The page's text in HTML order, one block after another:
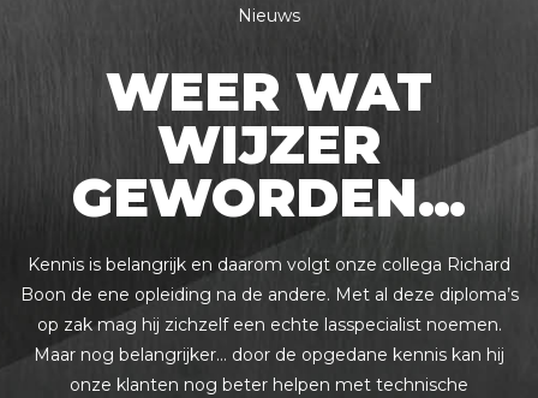
Nieuws
WEER WAT
WIJZER
GEWORDEN…
Kennis is belangrijk en daarom volgt onze collega Richard
Boon de ene opleiding na de andere. Met al deze diploma’s
op zak mag hij zichzelf een echte lasspecialist noemen.
Maar nog belangrijker… door de opgedane kennis kan hij
onze klanten nog beter helpen met technische